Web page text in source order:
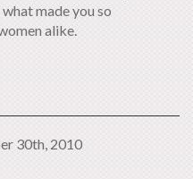
made you so
alike.
30th, 2010